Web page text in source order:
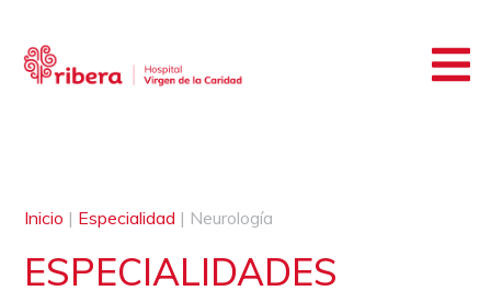
Inicio | Especialidad | Neurología
ESPECIALIDADES